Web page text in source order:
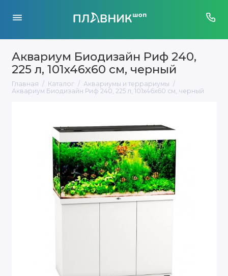
Аквариум Биодизайн Риф 240,
225 л, 101x46x60 см, черный
Главная Каталог
Аквариумы и террариумы
Аквариум Биодизайн Риф 240, 225 л, 101x46x60 см, черный